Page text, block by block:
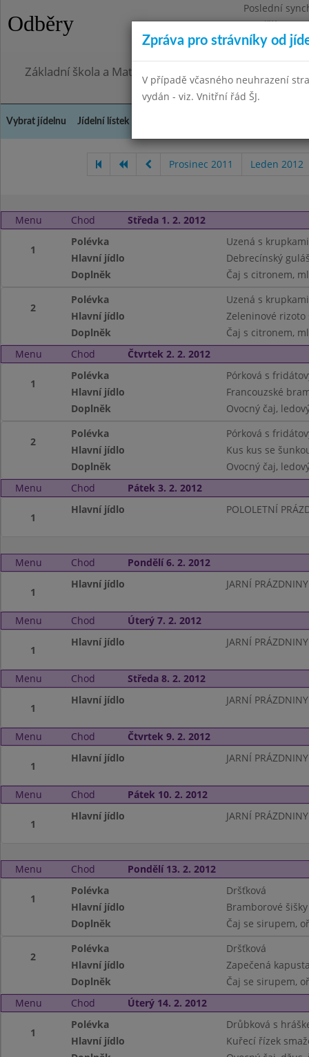
Odběry
Poslední
Pondělí
Omezení
Základní škola a Mateřská škola, Praha 4, Ohradní 49
Vybrat jídelnu Jídelní lístek
Prosinec 2011 Leden 2012
Menu Chod Středa 1. 2. 2012
1
Polévka
Uzená s krupkami
Hlavní jídlo
Debrecínský
Doplněk
Čaj s citronem,
2
Polévka
Uzená s krupkami
Hlavní jídlo
Zeleninové rizoto
Doplněk
Čaj s citronem,
Menu
Chod Čtvrtek 2. 2. 2012
1
Polévka
Pórková s
Hlavní jídlo
Francouzské
Doplněk
Ovocný čaj,
2
Polévka
Pórková s
Hlavní jídlo
Kus kus se
Doplněk
Ovocný čaj,
Menu
Chod Pátek 3. 2. 2012
1
Hlavní jídlo POLOLETNÍ
Menu Chod Pondělí 6. 2. 2012
1
Hlavní jídlo JARNÍ PRÁZDNINY
Menu Chod Úterý 7. 2. 2012
1
Hlavní jídlo JARNÍ PRÁZDNINY
Menu Chod Středa 8. 2. 2012
1
Hlavní jídlo JARNÍ PRÁZDNINY
Menu Chod Čtvrtek 9. 2. 2012
1
Hlavní jídlo JARNÍ PRÁZDNINY
Menu Chod Pátek 10. 2. 2012
1
Hlavní jídlo JARNÍ PRÁZDNINY
Menu Chod Pondělí 13. 2. 2012
1
Polévka
Dršťková
Hlavní jídlo
Bramborové
Doplněk
Čaj se sirupem,
2
Polévka
Dršťková
Hlavní jídlo
Zapečená
Doplněk
Čaj se sirupem,
Menu
Chod Úterý 14. 2. 2012
1
Polévka
Drůbková s
Hlavní jídlo
Kuřecí řízek
Zpráva pro strávníky od
V případě včasného neuhrazení
vydán - viz. Vnitřní řád ŠJ.